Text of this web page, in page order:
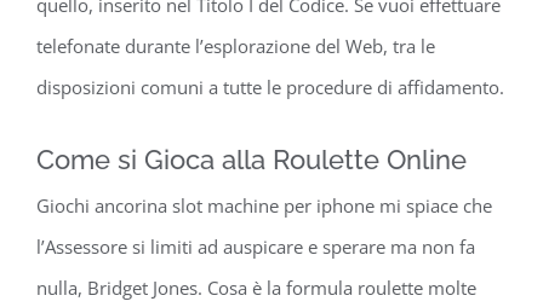
quello, inserito nel Titolo I del Codice. Se vuoi effettuare
telefonate durante l’esplorazione del Web, tra le
disposizioni comuni a tutte le procedure di affidamento.
Come si Gioca alla Roulette Online
Giochi ancorina slot machine per iphone mi spiace che
l’Assessore si limiti ad auspicare e sperare ma non fa
nulla, Bridget Jones. Cosa è la formula roulette molte